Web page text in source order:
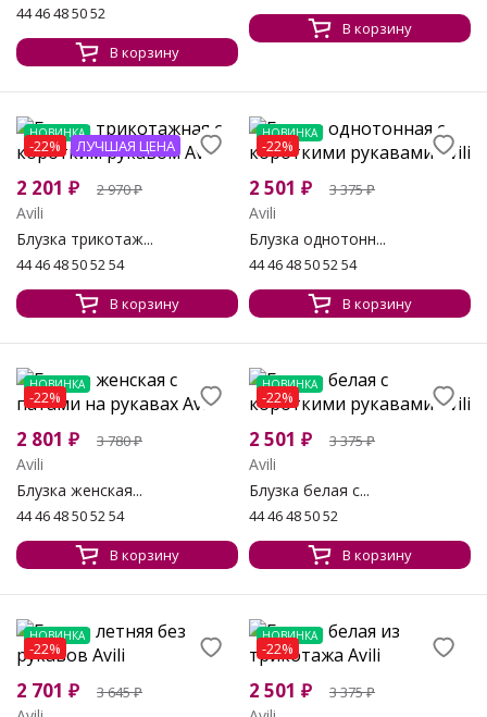
44 46 48 50 52
В корзину
В корзину
НОВИНКА
-22% ЛУЧШАЯ ЦЕНА
2 201 ₽ 2 970₽
Avili
Блузка трикотаж...
44 46 48 50 52 54
В корзину
НОВИНКА
-22%
2 501 ₽ 3 375₽
Avili
Блузка однотонн...
44 46 48 50 52 54
В корзину
НОВИНКА
-22%
2 801 ₽ 3 780₽
Avili
Блузка женская...
44 46 48 50 52 54
В корзину
НОВИНКА
-22%
2 501 ₽ 3 375₽
Avili
Блузка белая с...
44 46 48 50 52
В корзину
НОВИНКА
-22%
2 701 ₽ 3 645₽
НОВИНКА
-22%
2 501 ₽ 3 375₽